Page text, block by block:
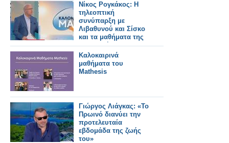
Νίκος Ρογκάκος: Η
τηλεοπτική
συνύπαρξη με
Λιβαθυνού και Σίσκο
και τα μαθήματα της
διαδρομής του
Καλοκαιρινά
μαθήματα του
Mathesis
Γιώργος Λιάγκας: «Το
Πρωινό διανύει την
προτελευταία
εβδομάδα της ζωής
του»